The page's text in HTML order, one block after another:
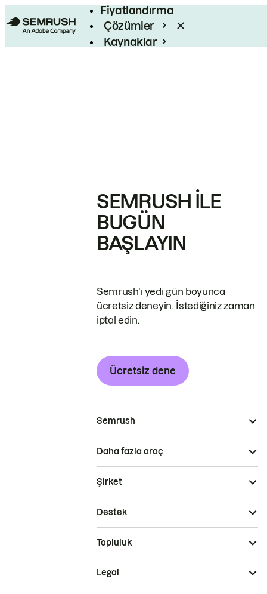
Fiyatlandırma
Çözümler
Kaynaklar
SEMRUSH ILE
BUGÜN
BAŞLAYIN
Semrush'ı yedi gün boyunca
ücretsiz deneyin. İstediğiniz zaman
iptal edin.
Ücretsiz dene
Semrush
Daha fazla araç
Şirket
Destek
Topluluk
Legal